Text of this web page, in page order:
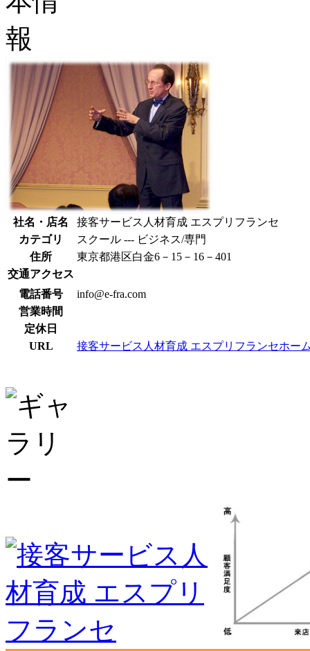
社名・店名
接客サービス人材育成 エスプリフランセ
カテゴリ
スクール --- ビジネス/専門
住所
東京都港区白金6－15－16－401
交通アクセス
電話番号
info@e-fra.com
営業時間
定休日
URL
接客サービス人材育成 エスプリフランセホー